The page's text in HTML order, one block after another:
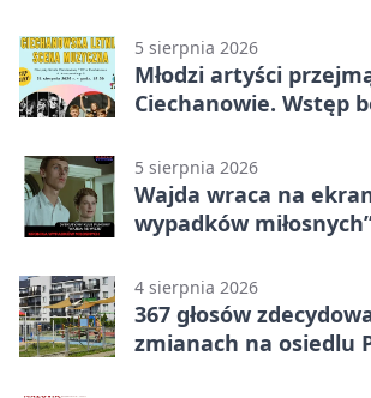
5 sierpnia 2026
Młodzi artyści
Ciechanowie. Wstęp
5 sierpnia 2026
Wajda wraca na
wypadków
4 sierpnia 2026
367 głosów
zmianach na osiedlu